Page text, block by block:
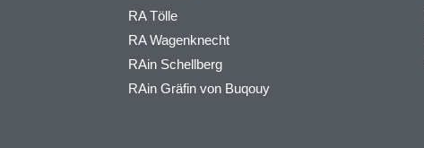
RA Tölle
RA Wagenknecht
RAin Schellberg
RAin Gräfin von Buqouy